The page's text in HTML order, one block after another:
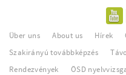
Über uns About us Hírek
Szakirányú továbbképzés
Rendezvények
ÖSD